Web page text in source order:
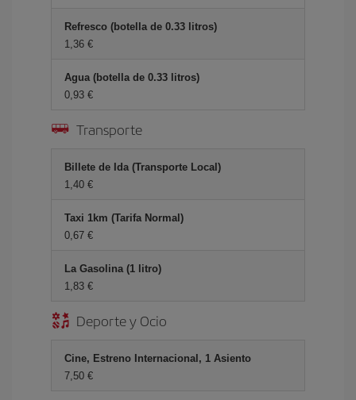
Refresco (botella de 0.33 litros)
1,36 €
Agua (botella de 0.33 litros)
0,93 €
Transporte
Billete de Ida (Transporte Local)
1,40 €
Taxi 1km (Tarifa Normal)
0,67 €
La Gasolina (1 litro)
1,83 €
Deporte y Ocio
Cine, Estreno Internacional, 1 Asiento
7,50 €